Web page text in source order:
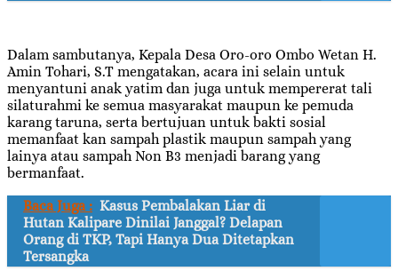
Dalam sambutanya, Kepala Desa Oro-oro Ombo Wetan H.
Amin Tohari, S.T mengatakan, acara ini selain untuk
menyantuni anak yatim dan juga untuk mempererat tali
silaturahmi ke semua masyarakat maupun ke pemuda
karang taruna, serta bertujuan untuk bakti sosial
memanfaat kan sampah plastik maupun sampah yang
lainya atau sampah Non B3 menjadi barang yang
bermanfaat.
Baca Juga : Kasus Pembalakan Liar di
Hutan Kalipare Dinilai Janggal? Delapan
Orang di TKP, Tapi Hanya Dua Ditetapkan
Tersangka